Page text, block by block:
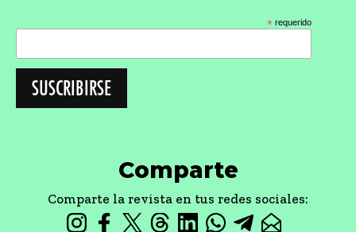
* requerido
Comparte
Comparte la revista en tus redes sociales: